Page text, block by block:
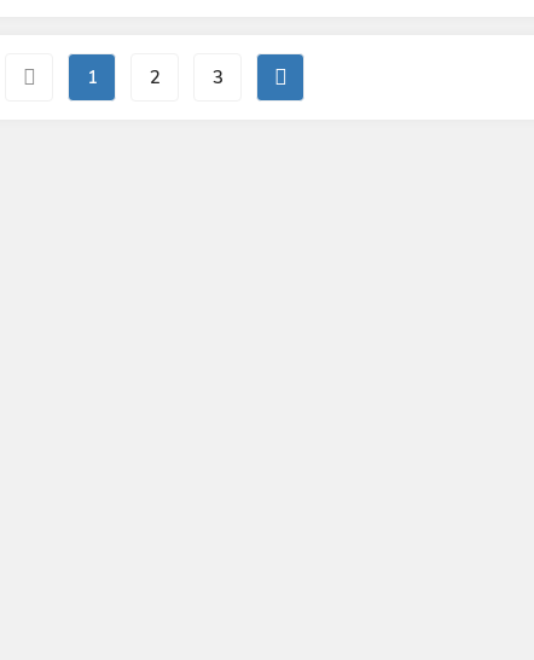
1 2 3